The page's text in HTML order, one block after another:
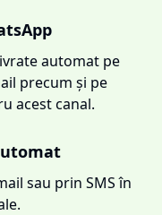
automat pe
precum și pe
acest canal.
sau prin SMS în